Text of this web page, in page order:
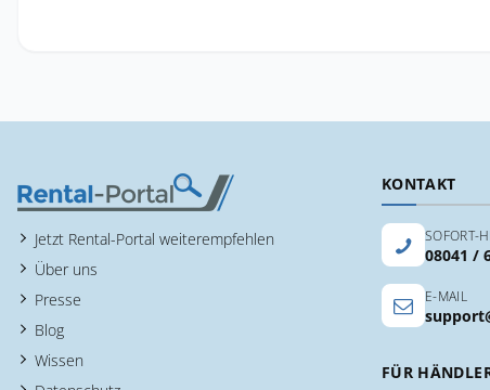
Jetzt Rental-Portal weiterempfehlen
Über uns
Presse
Blog
Wissen
KONTAKT
SOFORT-
08041 /
E-MAIL
FÜR